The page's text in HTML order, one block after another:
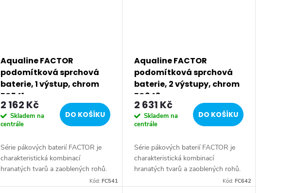
Aqualine FACTOR
podomítková sprchová
baterie, 1 výstup, chrom
FC541
2 162 Kč
Skladem na
centrále
DO KOŠÍKU
Série pákových baterií FACTOR je
charakteristická kombinací
hranatých tvarů a zaoblených rohů.
Série: FACTOR • Šířka: 65 mm •
Kód: FC541
Aqualine FACTOR
podomítková sprchová
baterie, 2 výstupy, chrom
FC642
2 631 Kč
Skladem na
centrále
DO KOŠÍKU
Série pákových baterií FACTOR je
charakteristická kombinací
hranatých tvarů a zaoblených rohů.
Série: FACTOR • Šířka: 150 mm •
Kód: FC642